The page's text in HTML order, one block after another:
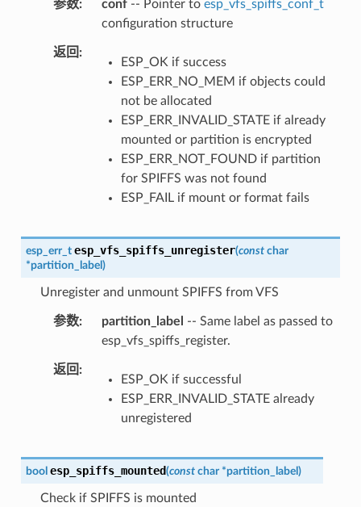
参数 conf-- Pointer to esp_vfs_spiffs_conf_t
configuration structure
返回
ESP_OK if success
ESP_ERR_NO_MEM if objects could
not be allocated
ESP_ERR_INVALID_STATE if already
mounted or partition is encrypted
ESP_ERR_NOT_FOUND if partition
for SPIFFS was not found
ESP_FAIL if mount or format fails
esp_err_t esp_vfs_spiffs_unregister(const char
*partition_label )
Unregister and unmount SPIFFS from VFS
参数 partition_label
-- Same label as passed to
esp_vfs_spiffs_register.
返回
ESP_OK if successful
ESP_ERR_INVALID_STATE already
unregistered
bool esp_spiffs_mounted(const char *partition_label )
Check if SPIFFS is mounted